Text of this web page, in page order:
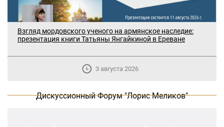
Взгляд мордовского ученого на армянское наследие:
презентация книги Татьяны Янгайкиной в Ереване
3 августа 2026
Дискуссионный Форум "Лорис Меликов"
В Москве прошло заседание
дискуссионного форума «Лорис
предотвращение геноцидов»
деятельность